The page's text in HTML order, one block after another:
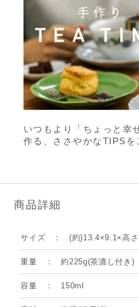
いつもより「ちょっと幸
作る、ささやかなTIPSを
商品詳細
サイズ (約)13.4×9.1×高
重量 約225g(茶漉し付き)
容量 150ml